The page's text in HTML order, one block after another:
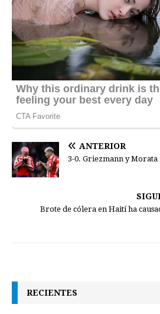
ANTERIOR
3-0. Griezmann y
Brote de cólera en Haití ha
RECIENTES